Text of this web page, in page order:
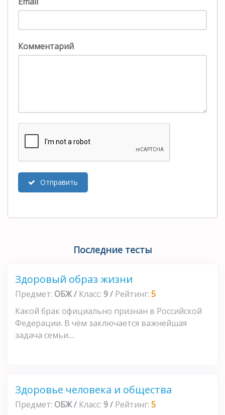
Комментарий
Отправить
Последние тесты
Здоровый образ жизни
Предмет: ОБЖ/ Класс: 9/ Рейтинг: 5
Какой брак официально признан в Российской
Федерации. В чём заключается важнейшая
задача семьи....
Здоровье человека и общества
Предмет: ОБЖ/ Класс: 9/ Рейтинг: 5